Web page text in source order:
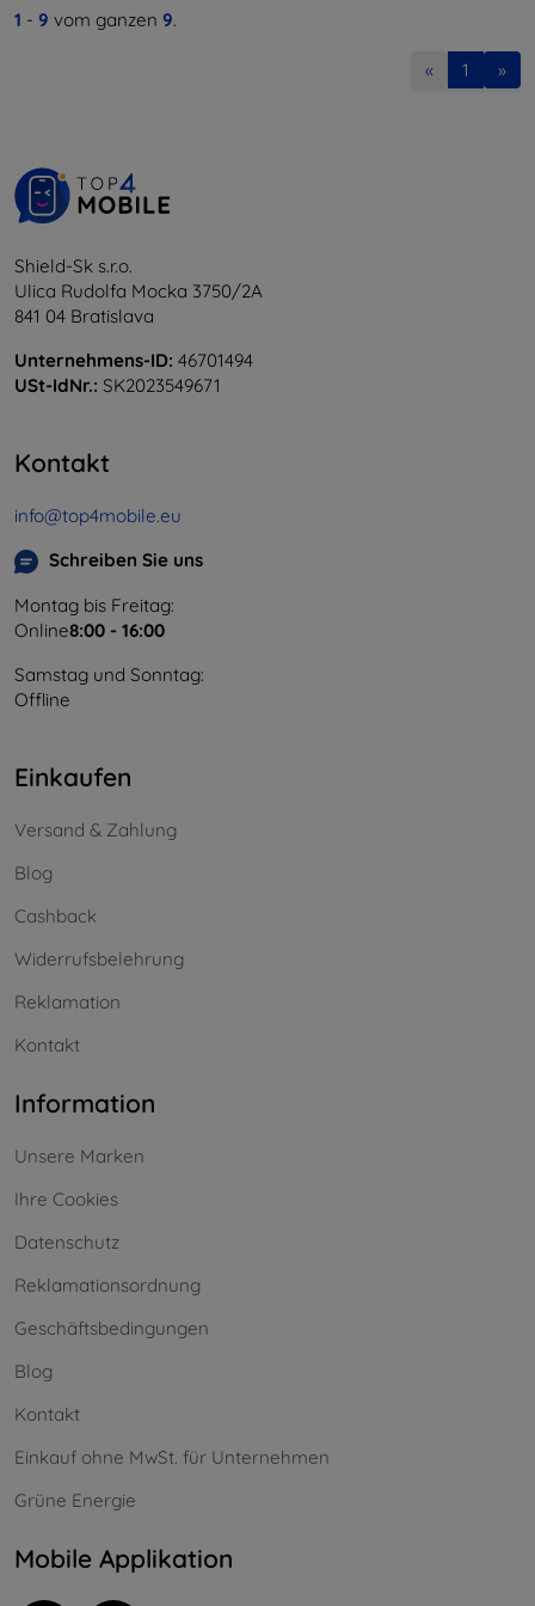
1 - 9 vom ganzen 9.
« 1 »
Shield-Sk s.r.o.
Ulica Rudolfa Mocka 3750/2A
841 04 Bratislava
Unternehmens-ID: 46701494
USt-IdNr.: SK2023549671
Kontakt
info@top4mobile.eu
Schreiben Sie uns
Montag bis Freitag:
Online8:00 - 16:00
Samstag und Sonntag:
Offline
Einkaufen
Versand & Zahlung
Blog
Cashback
Widerrufsbelehrung
Reklamation
Kontakt
Information
Unsere Marken
Ihre Cookies
Datenschutz
Reklamationsordnung
Geschäftsbedingungen
Blog
Kontakt
Einkauf ohne MwSt. für Unternehmen
Grüne Energie
Mobile Applikation